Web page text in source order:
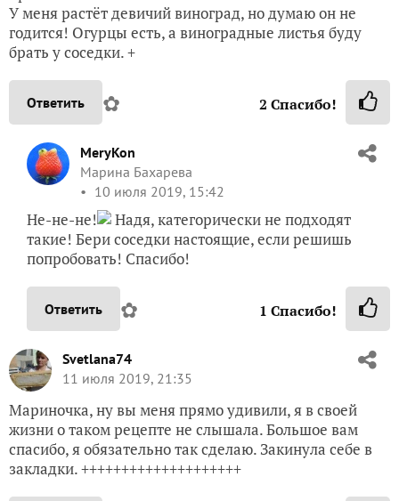
У меня растёт девичий виноград, но думаю он не
годится! Огурцы есть, а виноградные листья буду
брать у соседки. +
Ответить ✿ 2 Спасибо!
MeryKon
Марина Бахарева
10 июля 2019, 15:42
Не-не-не!
Надя, категорически не подходят
такие! Бери соседки настоящие, если решишь
попробовать! Спасибо!
Ответить ✿ 1 Спасибо!
Svetlana74
11 июля 2019, 21:35
Мариночка, ну вы меня прямо удивили, я в своей
жизни о таком рецепте не слышала. Большое вам
спасибо, я обязательно так сделаю. Закинула себе в
закладки. ++++++++++++++++++++